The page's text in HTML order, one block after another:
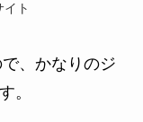
ト
、かなりのジ
。